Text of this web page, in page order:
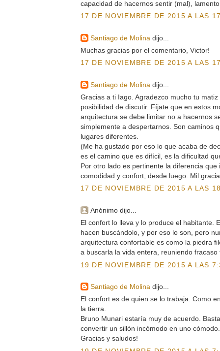
capacidad de hacernos sentir (mal),
17 DE NOVIEMBRE DE 2015 A LAS
Santiago de Molina dijo...
Muchas gracias por el comentario, Victor!
17 DE NOVIEMBRE DE 2015 A LAS
Santiago de Molina dijo...
Gracias a ti Iago. Agradezco mucho tu
posibilidad de discutir. Fíjate que en estos
arquitectura se debe limitar no a hacernos
simplemente a despertarnos. Son caminos
lugares diferentes.
(Me ha gustado por eso lo que acaba de
es el camino que es difícil, es la dificultad
Por otro lado es pertinente la diferencia que
comodidad y confort, desde luego. Mil
17 DE NOVIEMBRE DE 2015 A LAS
Anónimo dijo...
El confort lo lleva y lo produce el habitante.
hacen buscándolo, y por eso lo son, pero
arquitectura confortable es como la piedra
a buscarla la vida entera, reuniendo fracaso
19 DE NOVIEMBRE DE 2015 A LAS
Santiago de Molina dijo...
El confort es de quien se lo trabaja. Como
la tierra.
Bruno Munari estaría muy de acuerdo.
convertir un sillón incómodo en uno cómodo.
Gracias y saludos!